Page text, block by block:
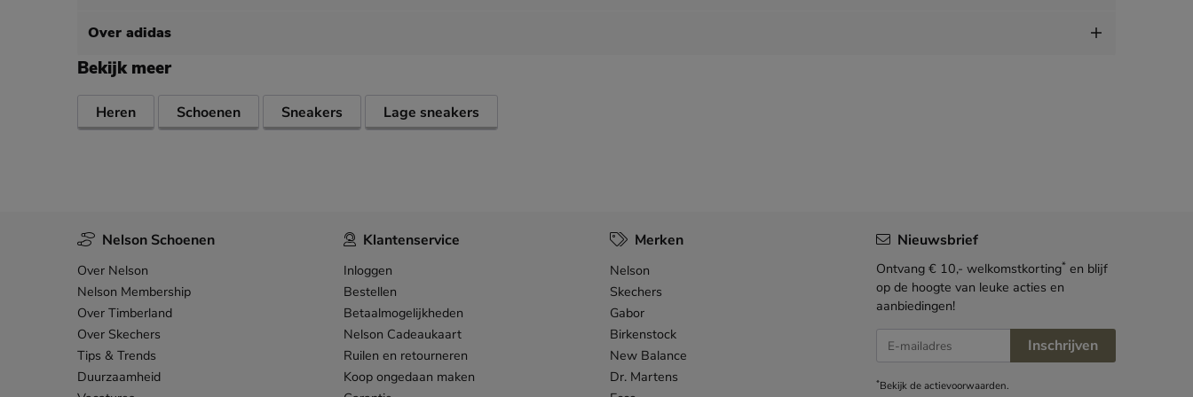
Over adidas
Bekijk meer
Heren Schoenen Sneakers Lage sneakers
Nelson Schoenen
Over Nelson
Nelson Membership
Over Timberland
Over Skechers
Tips & Trends
Duurzaamheid
Klantenservice
Inloggen
Bestellen
Betaalmogelijkheden
Nelson Cadeaukaart
Ruilen en retourneren
Koop ongedaan maken
Merken
Nelson
Skechers
Gabor
Birkenstock
New Balance
Dr. Martens
Nieuwsbrief
Ontvang € 10,- welkomstkorting* en blijf
op de hoogte van leuke acties en
aanbiedingen!
E-mailadres Inschrijven
*Bekijk deactievoorwaarden.